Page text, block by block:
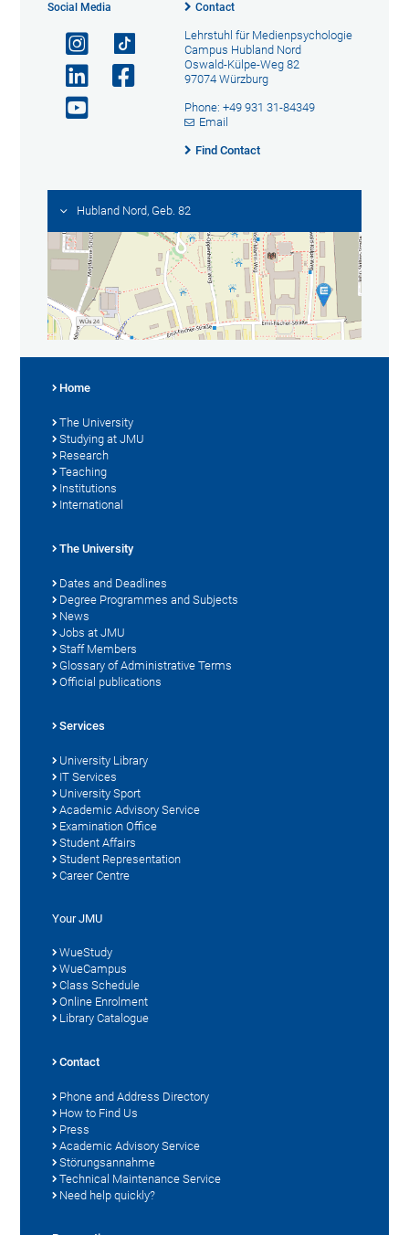
Social Media Contact
Lehrstuhl für Medienpsychologie
Campus Hubland Nord
Oswald-Külpe-Weg 82
97074 Würzburg
Phone: +49 931 31-84349
Email
Find Contact
Hubland Nord, Geb. 82
Home
The University
Studying at JMU
Research
Teaching
Institutions
International
The University
Dates and Deadlines
Degree Programmes and Subjects
News
Jobs at JMU
Staff Members
Glossary of Administrative Terms
Official publications
Services
University Library
IT Services
University Sport
Academic Advisory Service
Examination Office
Student Affairs
Student Representation
Career Centre
Your JMU
WueStudy
WueCampus
Class Schedule
Online Enrolment
Library Catalogue
Contact
Phone and Address Directory
How to Find Us
Press
Academic Advisory Service
Störungsannahme
Technical Maintenance Service
Need help quickly?